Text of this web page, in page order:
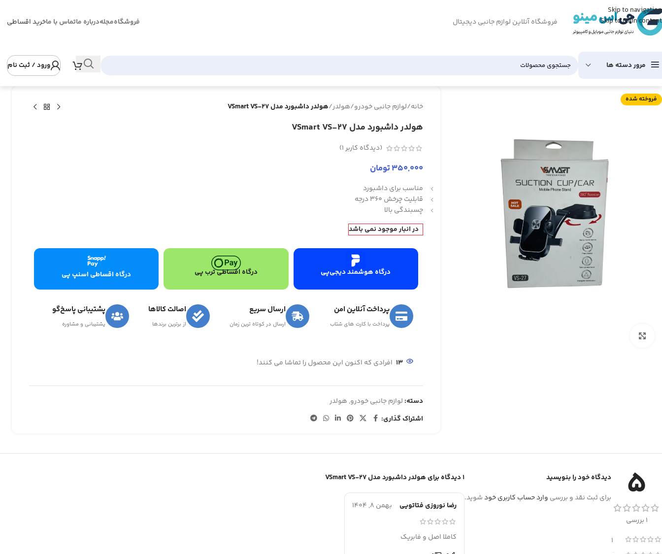
Skip to navigation
Skip to main content
فروشگاه آنلاین لوازم جانبی دیجیتال فروشگاهمجلهدرباره ماتماس با ماخرید اقساطی
مرور دسته ها ورود / ثبت نام
فروخته شده
خانه/لوازم جانبی خودرو/هولدر/هولدر داشبورد مدل VSmart VS-27
هولدر داشبورد مدل VSmart VS-27
(دیدگاه کاربر1
)
350,000تومان
مناسب برای داشبورد
قابلیت چرخش 360 درجه
چسبندگی بالا
در انبار موجود نمی باشد
درگاه هوشمند دیجی‌پی درگاه اقساطی ترب پی درگاه اقساطی اسنپ پی
پرداخت آنلاین امن
پرداخت با کارت های شتاب
ارسال سریع
ارسال در کوتاه ترین زمان
اصالت کالاها
از برترین برندها
پشتیبانی پاسخ‌گو
پشتیبانی و مشاوره
13 افرادی که اکنون این محصول را تماشا می کنند!
دسته: لوازم جانبی خودرو, هولدر
اشتراک گذاری:
5
1 بررسی
1
1 دیدگاه برای هولدر داشبورد مدل VSmart VS-27
رضا نوروزی فتاتویی بهمن 8, 1404
کاملا‌ اصل و فابریک
دیدگاه خود را بنویسید
برای ثبت نقد و بررسی وارد حساب کاربری خودشوید.